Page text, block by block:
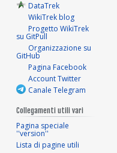
DataTrek
WikiTrek blog
Progetto WikiTrek
su GitPull
Organizzazione su
GitHub
Pagina Facebook
Account Twitter
Canale Telegram
Collegamenti utili vari
Pagina speciale
''version''
Lista di pagine utili